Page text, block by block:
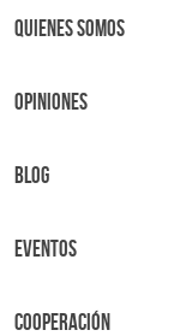
Quienes Somos
OPINIONES
BLOG
Eventos
Cooperación